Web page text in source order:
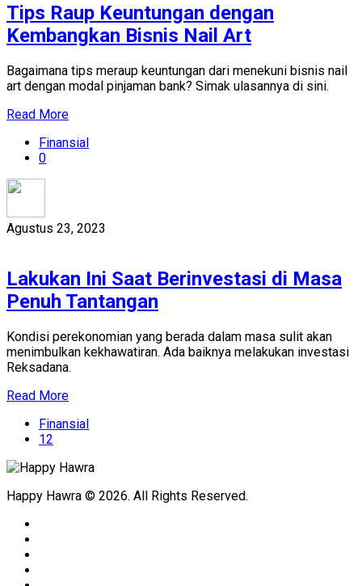
Tips Raup Keuntungan dengan
Kembangkan Bisnis Nail Art
Bagaimana tips meraup keuntungan dari menekuni bisnis nail
art dengan modal pinjaman bank? Simak ulasannya di sini.
Read More
Finansial
0
Agustus 23, 2023
Lakukan Ini Saat Berinvestasi di Masa
Penuh Tantangan
Kondisi perekonomian yang berada dalam masa sulit akan
menimbulkan kekhawatiran. Ada baiknya melakukan investasi
Reksadana.
Read More
Finansial
12
Happy Hawra © 2026. All Rights Reserved.